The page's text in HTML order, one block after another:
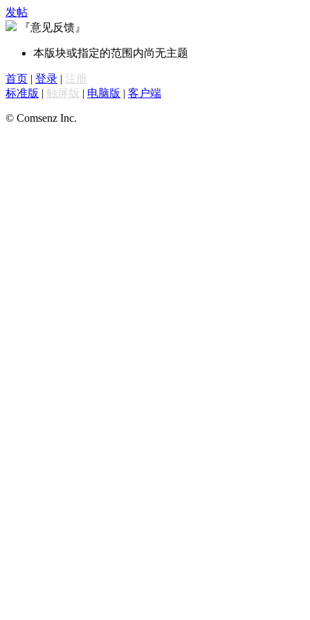
发帖
『意见反馈』
本版块或指定的范围内尚无主题
首页 | 登录 | 注册
标准版 | 触屏版 | 电脑版 | 客户端
© Comsenz Inc.